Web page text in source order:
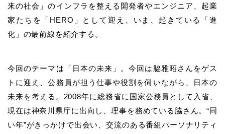
来の社会」のインフラを整える開発者やエンジニア、起業
家たちを「HERO」として迎え、いま、起きている「進
化」の最前線を紹介する。
今回のテーマは「日本の未来」。今回は脇雅昭さんをゲス
トに迎え、公務員が担う仕事や役割を伺いながら、日本の
未来を考える。2008年に総務省に国家公務員として入省、
現在は神奈川県庁に出向し、理事を務めている脇さん。“同
い年”がきっかけで出会い、交流のある番組パーソナリティ